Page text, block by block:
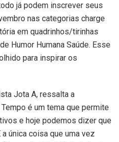
já podem inscrever seus
nas categorias charge
em quadrinhos/tirinhas
Humor Humana Saúde. Esse
para inspirar os
Jota A, ressalta a
é um tema que permite
e hoje podemos dizer que
única coisa que uma vez